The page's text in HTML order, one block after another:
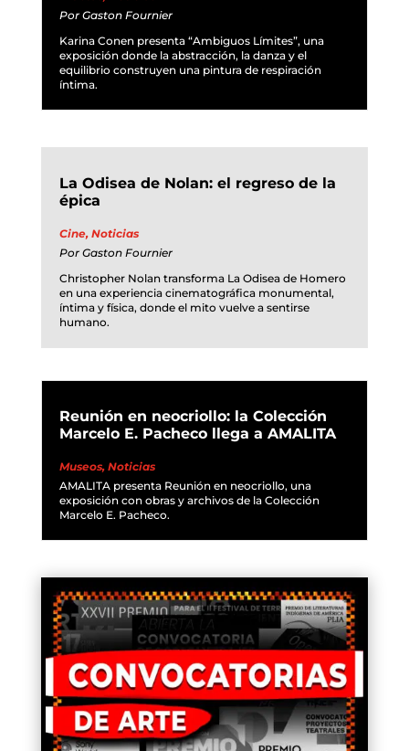
Por Gaston Fournier
Karina Conen presenta “Ambiguos Límites”, una
exposición donde la abstracción, la danza y el
equilibrio construyen una pintura de respiración
íntima.
La Odisea de Nolan: el regreso de la
épica
Cine, Noticias
Por Gaston Fournier
Christopher Nolan transforma La Odisea de Homero
en una experiencia cinematográfica monumental,
íntima y física, donde el mito vuelve a sentirse
humano.
Reunión en neocriollo: la Colección
Marcelo E. Pacheco llega a AMALITA
Museos, Noticias
AMALITA presenta Reunión en neocriollo, una
exposición con obras y archivos de la Colección
Marcelo E. Pacheco.